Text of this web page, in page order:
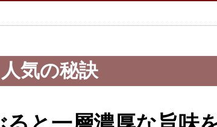
人気の秘訣